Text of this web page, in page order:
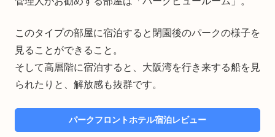
このタイプの部屋に宿泊すると閉園後のパークの様子を
見ることができること。
そして高層階に宿泊すると、大阪湾を行き来する船を見
られたりと、解放感も抜群です。
パークフロントホテル宿泊レビュー